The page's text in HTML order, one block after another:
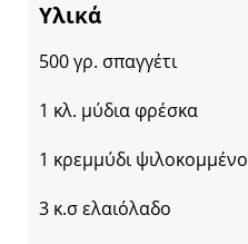
Υλικά
500 γρ. σπαγγέτι
1 κλ. μύδια φρέσκα
1 κρεμμύδι ψιλοκομμένο
3 κ.σ ελαιόλαδο